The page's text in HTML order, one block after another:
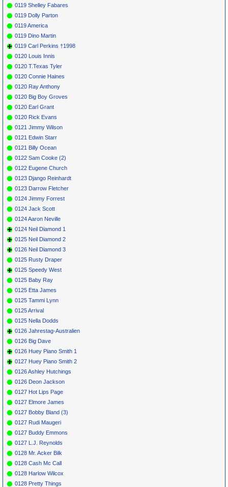
0119 Shelley Fabares
0119 Dolly Parton
0119 America
0119 Dino Martin
0119 Carl Perkins †1998
0120 Louis Innis
0120 T.Texas Tyler
0120 Connie Haines
0120 Ray Anthony
0120 Big Boy Groves
0120 Earl Grant
0120 Rick Evans
0121 Jimmy Wilson
0121 Edwin Starr
0121 Billy Ocean
0122 Sam Cooke (2)
0122 Eugene Church
0123 Django Reinhardt
0123 Darrow Fletcher
0124 Jimmy Forrest
0124 Jack Scott
0124 Aaron Neville
0124 Neil Diamond 1
0125 Neil Diamond 2
0126 Neil Diamond 3
0125 Rusty Draper
0125 Speedy West
0125 Baby Ray
0125 Etta James
0125 Tammi Lynn
0125 Arrival
0125 Nella Dodds
0126 Jahrestag-Australien
0126 Big Dave
0126 Huey Piano Smith 1
0127 Huey Piano Smith 2
0126 Ashley Hutchings
0126 Deon Jackson
0127 Hot Lips Page
0127 Elmore James
0127 Bobby Bland (3)
0127 Rudi Maugeri
0127 Buddy Emmons
0127 L.J. Reynolds
0128 Mr. Acker Bilk
0128 Cash Mc Call
0128 Harlow Wilcox
0128 Pretty Things